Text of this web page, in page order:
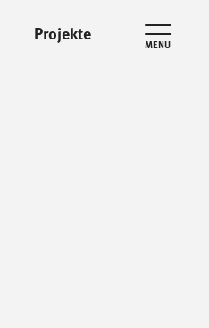
Projekte MENU